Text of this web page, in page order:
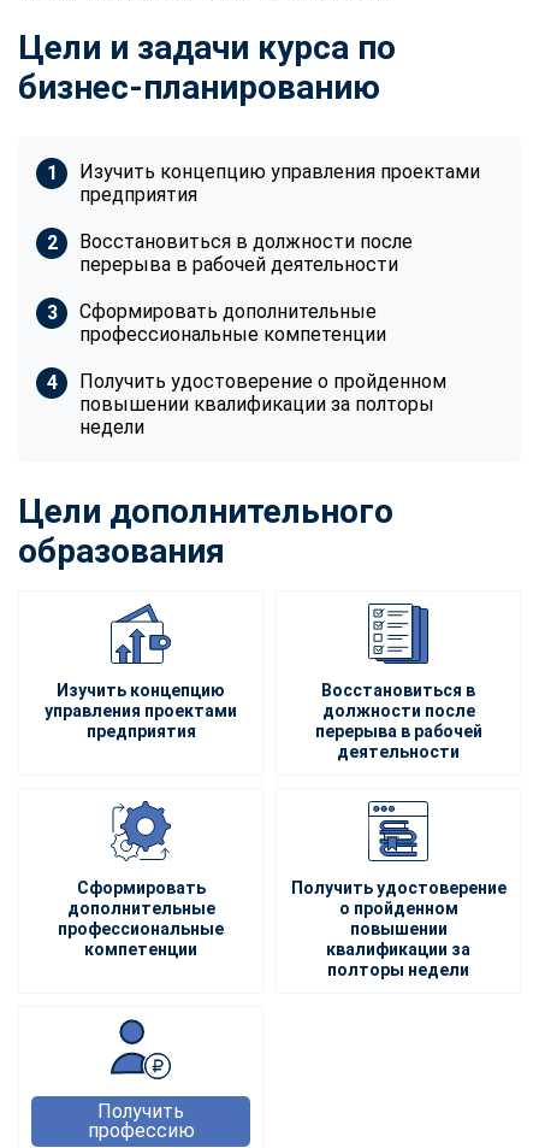
Цели и задачи курса по
бизнес-планированию
Изучить концепцию управления проектами
предприятия
Восстановиться в должности после
перерыва в рабочей деятельности
Сформировать дополнительные
профессиональные компетенции
Получить удостоверение о пройденном
повышении квалификации за полторы
недели
Цели дополнительного
образования
Изучить концепцию
управления проектами
предприятия
Восстановиться в
должности после
перерыва в рабочей
деятельности
Сформировать
дополнительные
профессиональные
компетенции
Получить удостоверение
о пройденном
повышении
квалификации за
полторы недели
Получить
профессию